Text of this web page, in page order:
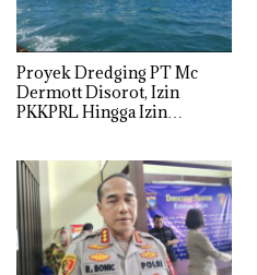
Proyek Dredging PT Mc
Dermott Disorot, Izin
PKKPRL Hingga Izin